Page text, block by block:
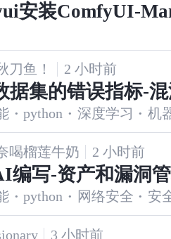
安装ComfyUI-
刀鱼！ 2 小时前
据集的错误指标-
· python · 深度学习 · 机
喝榴莲牛奶 2 小时前
编写-资产和漏洞
· python · 网络安全 · 安
3 小时前